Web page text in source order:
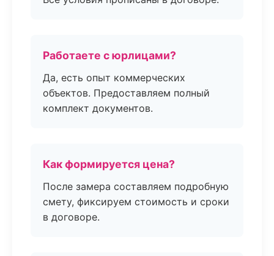
Работаете с юрлицами?
Да, есть опыт коммерческих
объектов. Предоставляем полный
комплект документов.
Как формируется цена?
После замера составляем подробную
смету, фиксируем стоимость и сроки
в договоре.